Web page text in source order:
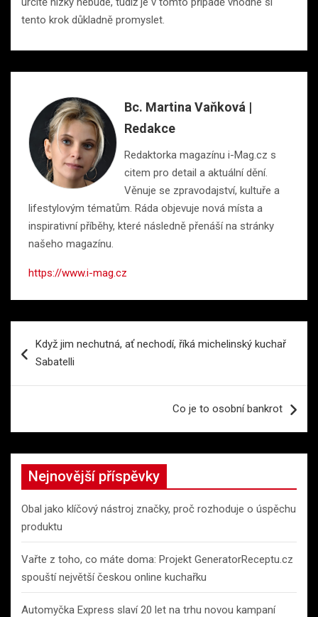
tento krok důkladně promyslet.
Bc. Martina Vaňková |
Redakce
Redaktorka magazínu i-Mag.cz s
citem pro detail a aktuální dění.
Věnuje se zpravodajství, kultuře a
lifestylovým tématům. Ráda objevuje nová místa a
inspirativní příběhy, které následně přenáší na stránky
našeho magazínu.
https://www.i-mag.cz
proKdyž jim nechutná, ať nechodí, říká michelinský kuchař
Sabatelli
Co je to osobní bankrot
Nejnovější příspěvky
Obal jako klíčový nástroj značky, proč rozhoduje o úspěchu
produktu
Vařte z toho, co máte doma: Projekt GeneratorReceptu.cz
spouští největší českou online kuchařku
Automyčka Express slaví 20 let na trhu novou kampaní